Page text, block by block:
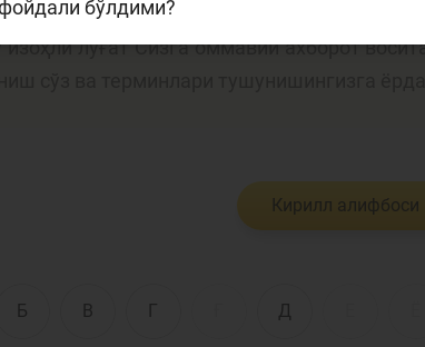
Банк хизматлари
истеъмолчилари
ҳуқуқлари
банк ва молия соҳасига оид
луғат Сизга оммавий ахборот
Кирилл алифбоси
Б В Г Д
бўлдими?